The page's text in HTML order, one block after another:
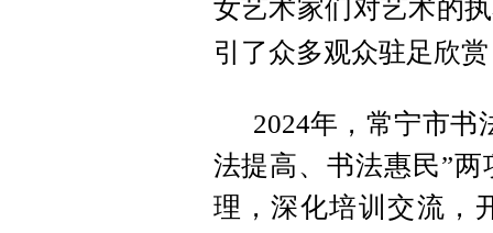
女艺术家们对艺术的
引了众多观众驻足欣
2024年，常宁市书
法提高、书法惠民”
理，深化培训交流，